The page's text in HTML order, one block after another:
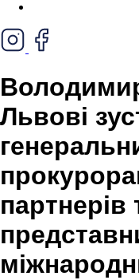
Львові
партнерів